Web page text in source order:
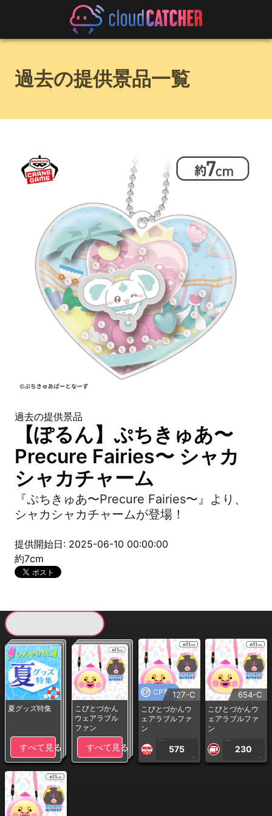
過去の提供景品一覧
過去の提供景品
【ぽるん】ぷちきゅあ〜
Precure Fairies〜 シャカ
シャカチャーム
『ぷちきゅあ〜Precure Fairies〜』より、
シャカシャカチャームが登場！
提供開始日: 2025-06-10 00:00:00
約7cm
夏グッズ特集
すべて見る
こびとづかん
ウェアラブル
ファン
すべて見る
CP専用127-C
こびとづかんウ
ェアラブルファ
ン
1PLAY
575
CP
654-C
こびとづかんウ
ェアラブルファ
ン
1PLAY
230
CP